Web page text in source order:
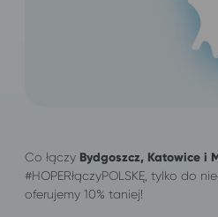
Co łączy Bydgoszcz, Katowice i
#HOPERłączyPOLSKĘ, tylko do
oferujemy 10% taniej!